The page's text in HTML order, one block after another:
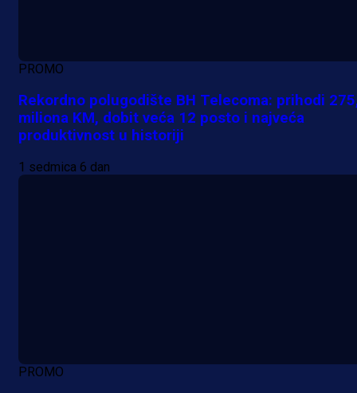
PROMO
Rekordno polugodište BH Telecoma: prihodi
miliona KM, dobit veća 12 posto i najveća
produktivnost u historiji
1 sedmica 6 dan
PROMO